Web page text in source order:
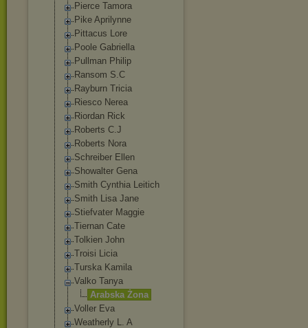
Pierce Tamora
Pike Aprilynne
Pittacus Lore
Poole Gabriella
Pullman Philip
Ransom S.C
Rayburn Tricia
Riesco Nerea
Riordan Rick
Roberts C.J
Roberts Nora
Schreiber Ellen
Showalter Gena
Smith Cynthia Leitich
Smith Lisa Jane
Stiefvater Maggie
Tiernan Cate
Tolkien John
Troisi Licia
Turska Kamila
Valko Tanya
Arabska Żona
Voller Eva
Weatherly L. A